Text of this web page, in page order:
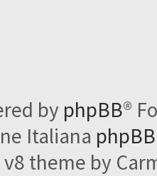
by phpBB®
Italiana
theme by